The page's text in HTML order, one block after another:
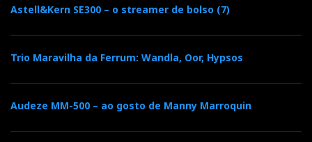
Está cientificamente provado que nós, humanos, não
mau uso, com algum optimismo, pois o normal seria
40Hz-16kHz.
Astell&Kern SE300 – o streamer de bolso (7)
Trio Maravilha da Ferrum: Wandla, Oor, Hypsos
Audeze MM-500 – ao gosto de Manny Marroquin